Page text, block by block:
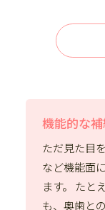
機能的な
ただ見た目
など機能面
ます。 たと
も、奥歯と